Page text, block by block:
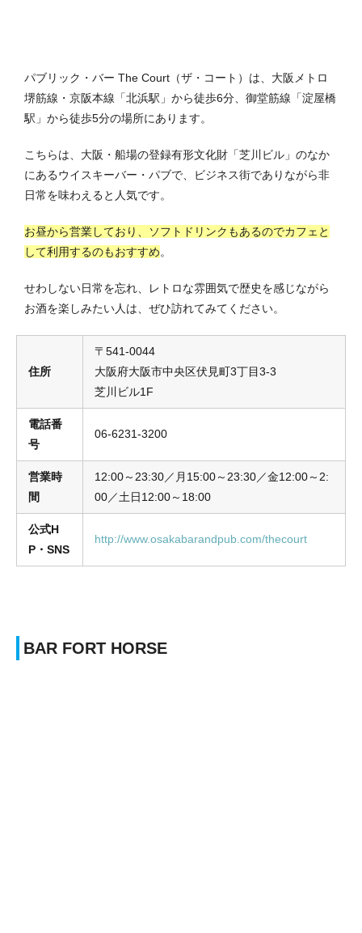
パブリック・バー The Court（ザ・コート）は、大阪メトロ
堺筋線・京阪本線「北浜駅」から徒歩6分、御堂筋線「淀屋橋
駅」から徒歩5分の場所にあります。
こちらは、大阪・船場の登録有形文化財「芝川ビル」のなか
にあるウイスキーバー・パブで、ビジネス街でありながら非
日常を味わえると人気です。
お昼から営業しており、ソフトドリンクもあるのでカフェと
して利用するのもおすすめ。
せわしない日常を忘れ、レトロな雰囲気で歴史を感じながら
お酒を楽しみたい人は、ぜひ訪れてみてください。
住所
〒541-0044
大阪府大阪市中央区伏見町3丁目3-3
芝川ビル1F
電話番
号
06-6231-3200
営業時
間
12:00～23:30／月15:00～23:30／金12:00～2:
00／土日12:00～18:00
公式H
P・SNS
http://www.osakabarandpub.com/thecourt
BAR FORT HORSE